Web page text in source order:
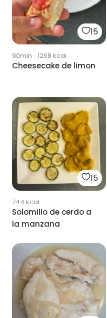
15
90min · 1268 kcal
Cheesecake de limon
15
744 kcal
Solomillo de cerdo a
la manzana